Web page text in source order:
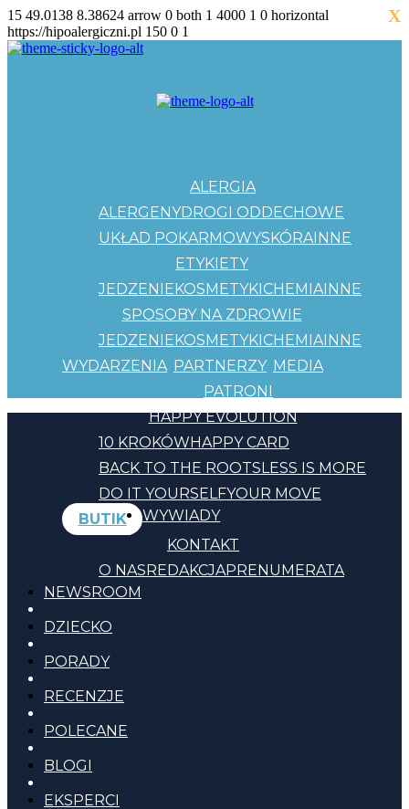
15 49.0138 8.38624 arrow 0 both 1 4000 1 0 horizontal
https://hipoalergiczni.pl 150 0 1
ALERGIA
ALERGENYDROGI ODDECHOWE
UKŁAD POKARMOWYSKÓRAINNE
ETYKIETY
JEDZENIEKOSMETYKICHEMIAINNE
SPOSOBY NA ZDROWIE
JEDZENIEKOSMETYKICHEMIAINNE
WYDARZENIA PARTNERZY
PATRONI
MEDIA
HAPPY EVOLUTION
10 KROKÓWHAPPY CARD
BACK TO THE ROOTSLESS IS MORE
DO IT YOURSELFYOUR MOVE
BUTIK
KONTAKT
O NASREDAKCJAPRENUMERATA
WYWIADY
NEWSROOM
DZIECKO
PORADY
RECENZJE
POLECANE
BLOGI
EKSPERCI
X